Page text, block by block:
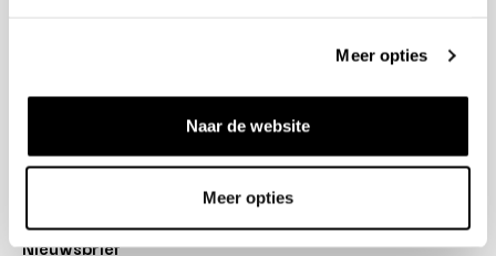
Meer opties
Naar de website
Meer opties
Over ons
Nieuwsbrief